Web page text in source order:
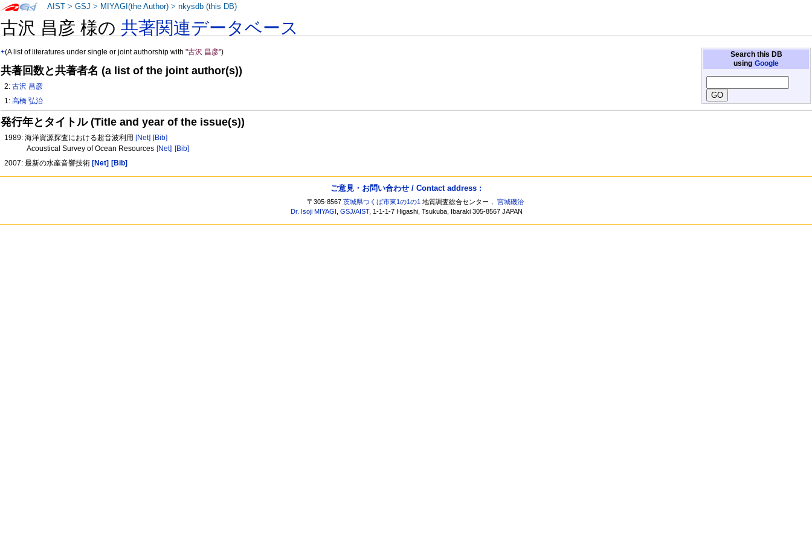
古沢 昌彦 様の共著関連データベース
Search this DB
using Google
+(A list of literatures under single or joint authorship with"古沢 昌彦")
共著回数と共著者名 (a list of the joint author(s))
2:古沢 昌彦
1:高橋 弘治
発行年とタイトル (Title and year of the issue(s))
1989: 海洋資源探査における超音波利用 [Net] [Bib]
Acoustical Survey of Ocean Resources [Net] [Bib]
2007: 最新の水産音響技術 [Net] [Bib]
AIST >GSJ > MIYAGI(the Author) >nkysdb (this DB)
ご意見・お問い合わせ / Contact address :
〒305-8567茨城県つくば市東1の1の1 地質調査総合センター，宮城磯治
Dr. Isoji MIYAGI ,GSJ/AIST, 1-1-1-7 Higashi, Tsukuba, Ibaraki 305-8567 JAPAN